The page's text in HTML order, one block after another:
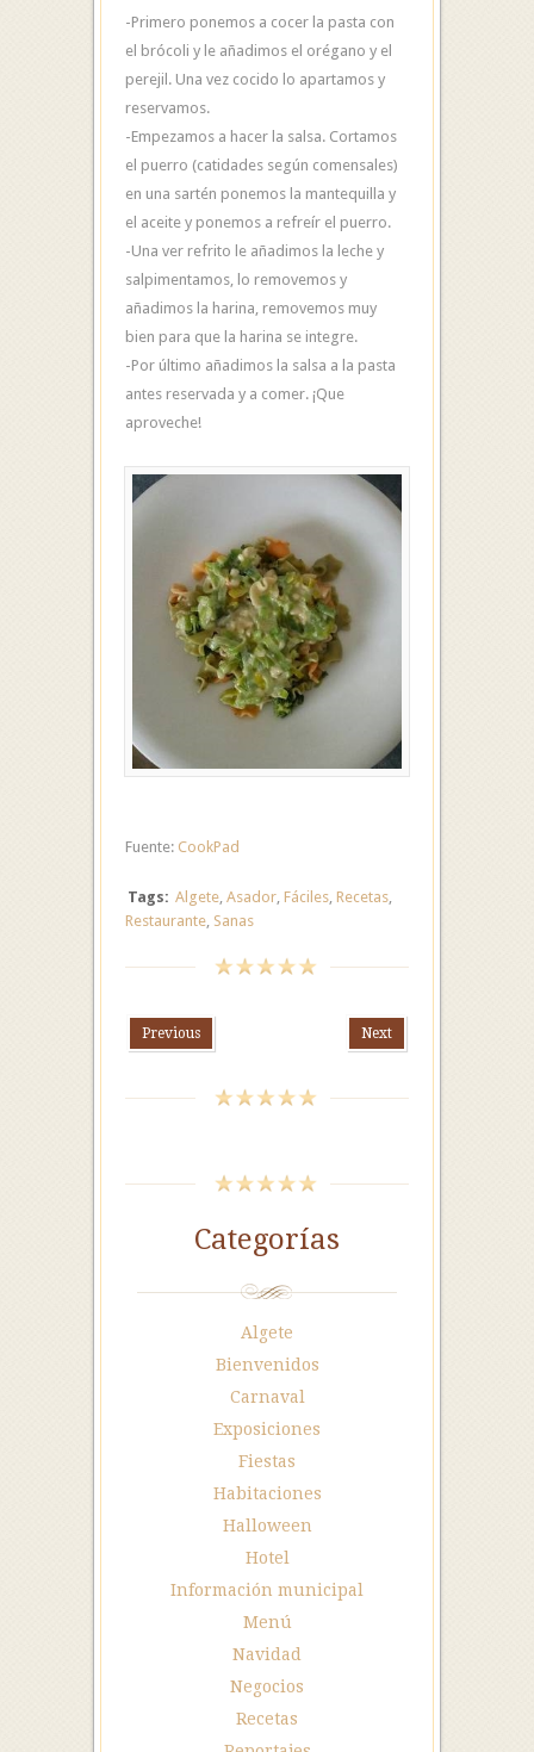
-Primero ponemos a cocer la pasta con
el brócoli y le añadimos el orégano y el
perejil. Una vez cocido lo apartamos y
reservamos.
-Empezamos a hacer la salsa. Cortamos
el puerro (catidades según comensales)
en una sartén ponemos la mantequilla y
el aceite y ponemos a refreír el puerro.
-Una ver refrito le añadimos la leche y
salpimentamos, lo removemos y
añadimos la harina, removemos muy
bien para que la harina se integre.
-Por último añadimos la salsa a la pasta
antes reservada y a comer. ¡Que
aproveche!
Fuente: CookPad
Tags: Algete, Asador, Fáciles, Recetas,
Restaurante, Sanas
Previous Next
Categorías
Algete
Bienvenidos
Carnaval
Exposiciones
Fiestas
Habitaciones
Halloween
Hotel
Información municipal
Menú
Navidad
Negocios
Recetas